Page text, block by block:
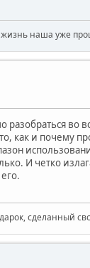
наша уже
разобраться во
как и почему
И четко
сделанный